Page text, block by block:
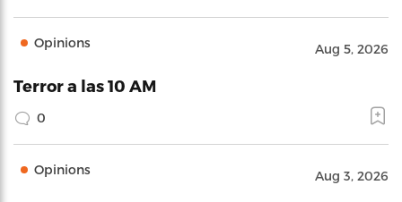
Opinions Aug 5, 2026
Terror a las 10 AM
0
Opinions Aug 3, 2026